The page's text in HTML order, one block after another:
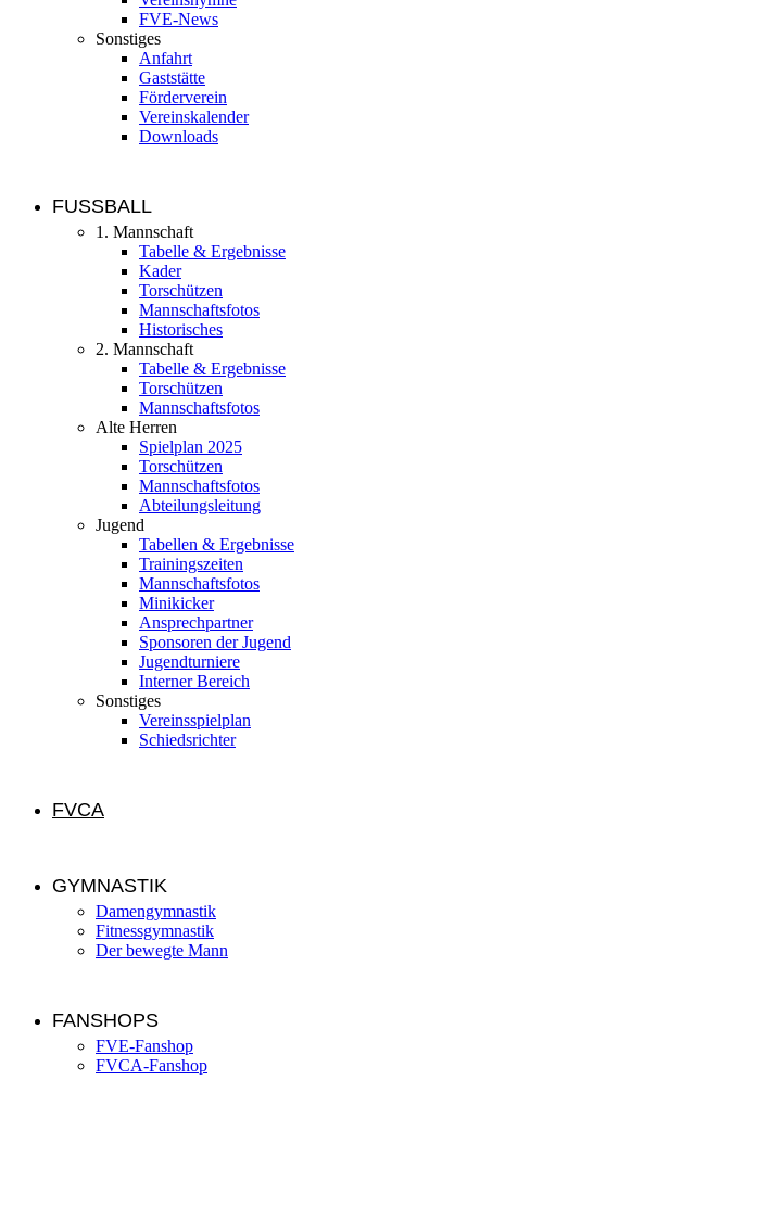
FVE-News
Sonstiges
Anfahrt
Gaststätte
Förderverein
Vereinskalender
Downloads
FUSSBALL
1. Mannschaft
Tabelle & Ergebnisse
Kader
Torschützen
Mannschaftsfotos
Historisches
2. Mannschaft
Tabelle & Ergebnisse
Torschützen
Mannschaftsfotos
Alte Herren
Spielplan 2025
Torschützen
Mannschaftsfotos
Abteilungsleitung
Jugend
Tabellen & Ergebnisse
Trainingszeiten
Mannschaftsfotos
Minikicker
Ansprechpartner
Sponsoren der Jugend
Jugendturniere
Interner Bereich
Sonstiges
Vereinsspielplan
Schiedsrichter
FVCA
GYMNASTIK
Damengymnastik
Fitnessgymnastik
Der bewegte Mann
FANSHOPS
FVE-Fanshop
FVCA-Fanshop